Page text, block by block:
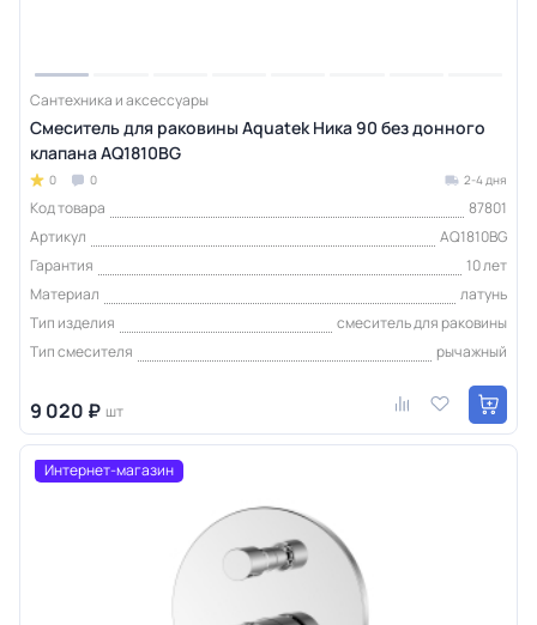
Сантехника и аксессуары
Смеситель для раковины Aquatek Ника 90 без донного
клапана AQ1810BG
0 0 2-4 дня
Код товара
87801
Артикул
AQ1810BG
Гарантия
10 лет
Материал
латунь
Тип изделия
смеситель для раковины
Тип смесителя
рычажный
9 020 ₽ шт
Интернет-магазин